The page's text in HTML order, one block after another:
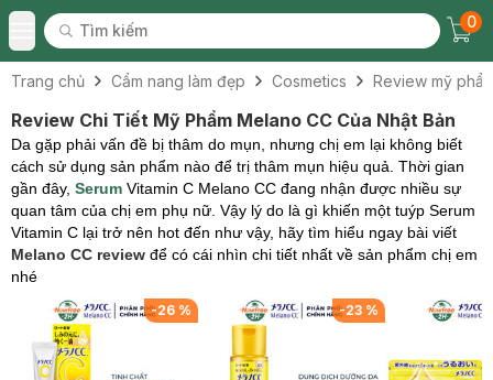
Toggle Menu
Tìm kiếm
Tìm kiếm
0
Trang chủ Cẩm nang làm đẹp Cosmetics Review mỹ
Review Chi Tiết Mỹ Phẩm Melano CC Của Nhật Bản
Da gặp phải vấn đề bị thâm do mụn, nhưng chị em lại không biết
cách sử dụng sản phẩm nào để trị thâm mụn hiệu quả. Thời gian
gần đây, Serum Vitamin C Melano CC đang nhận được nhiều sự
quan tâm của chị em phụ nữ. Vậy lý do là gì khiến một tuýp Serum
Vitamin C lại trở nên hot đến như vậy, hãy tìm hiểu ngay bài viết
Melano CC review để có cái nhìn chi tiết nhất về sản phẩm chị em
nhé
-26% -23%